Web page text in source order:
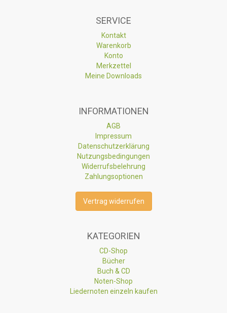
SERVICE
Kontakt
Warenkorb
Konto
Merkzettel
Meine Downloads
INFORMATIONEN
AGB
Impressum
Datenschutzerklärung
Nutzungsbedingungen
Widerrufsbelehrung
Zahlungsoptionen
Vertrag widerrufen
KATEGORIEN
CD-Shop
Bücher
Buch & CD
Noten-Shop
Liedernoten einzeln kaufen